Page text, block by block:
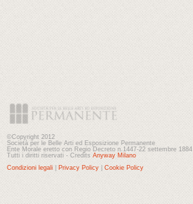
©Copyright 2012
Società per le Belle Arti ed Esposizione Permanente
Ente Morale eretto con Regio Decreto n.1447-22 settembre 1884
Tutti i diritti riservati - Credits Anyway Milano
Condizioni legali
Privacy Policy Cookie Policy